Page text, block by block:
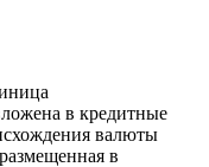
в кредитные
валюты
в